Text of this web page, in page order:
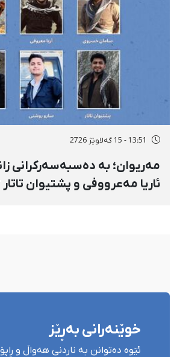
13:51 - 15 گەلاوێژ 2726
مەریوان؛ بە دەسبەسەرکرانی
ئاریا مەعرووفی و پشتیوان
خوێنەرانی بەڕێز
ئێوە دەتوانن بە ناردنی هەواڵ و